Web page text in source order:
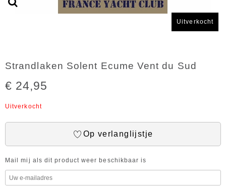
Uitverkocht
Strandlaken Solent Ecume Vent du Sud
€ 24,95
Uitverkocht
Op verlanglijstje
Mail mij als dit product weer beschikbaar is